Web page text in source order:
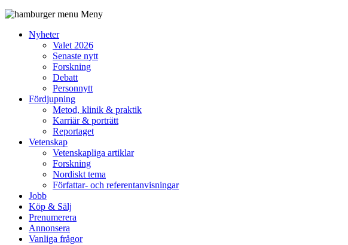
Meny
Nyheter
Valet 2026
Senaste nytt
Forskning
Debatt
Personnytt
Fördjupning
Metod, klinik & praktik
Karriär & porträtt
Reportaget
Vetenskap
Vetenskapliga artiklar
Forskning
Nordiskt tema
Författar- och referentanvisningar
Jobb
Köp & Sälj
Prenumerera
Annonsera
Vanliga frågor